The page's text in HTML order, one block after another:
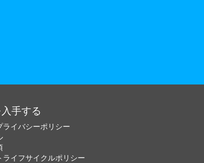
手する
ライバシーポリシー
ライフサイクルポリシー